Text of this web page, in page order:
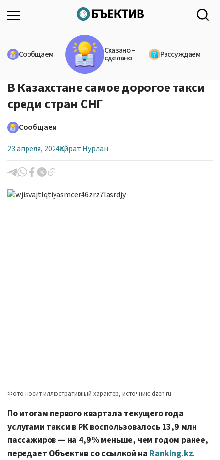
Сообщаем Сказано –
сделано Рассуждаем
В Казахстане самое дорогое такси
среди стран СНГ
Сообщаем
23 апреля, 2024Қайрат Нурлан
Фото носит иллюстративный характер, источник: dzen.ru
По итогам первого квартала текущего года
услугами такси в РК воспользовалось 13,9 млн
пассажиров — на 4,9% меньше, чем годом ранее,
передает Объектив со ссылкой на Ranking.kz.